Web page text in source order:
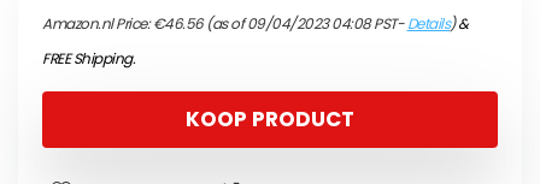
Amazon.nl Price:€46.56(as of 09/04/2023 04:08 PST-Details)&
FREE Shipping.
KOOP PRODUCT